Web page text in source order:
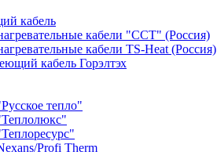
кабель
кабели "ССТ" (Россия)
кабели TS-Heat (Россия)
кабель Горэлтэх
тепло"
Profi Therm